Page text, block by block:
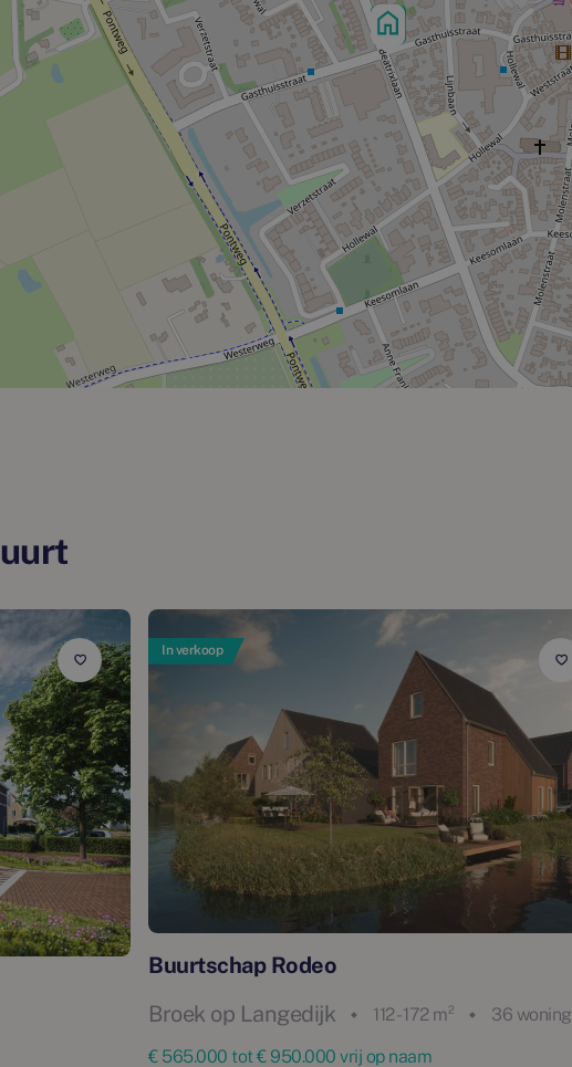
In verkoop
Buurtschap Rodeo
Broek op Langedijk
112 - 172 m²
36
€ 565.000 tot € 950.000 vrij op naam